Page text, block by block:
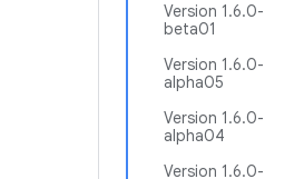
Version 1.6.0-
beta01
Version 1.6.0-
alpha05
Version 1.6.0-
alpha04
Version 1.6.0-